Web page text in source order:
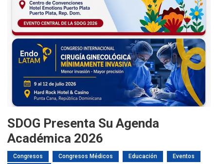
SDOG Presenta Su Agenda
Académica 2026
Congresos Congresos Médicos Educación
Eventos